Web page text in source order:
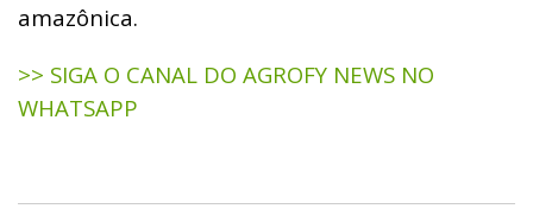
amazônica.
>> SIGA O CANAL DO AGROFY NEWS NO
WHATSAPP